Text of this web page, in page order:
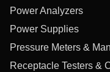
Power Analyzers
Power Supplies
Pressure Meters &
Receptacle Testers &